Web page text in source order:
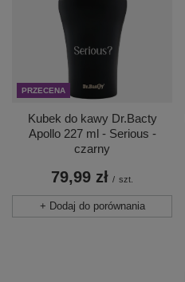
PRZECENA
Kubek do kawy Dr.Bacty
Apollo 227 ml - Serious -
czarny
79,99 zł / szt.
+ Dodaj do porównania